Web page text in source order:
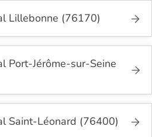
Lillebonne (76170)
Port-Jérôme-sur-Seine
Saint-Léonard (76400)